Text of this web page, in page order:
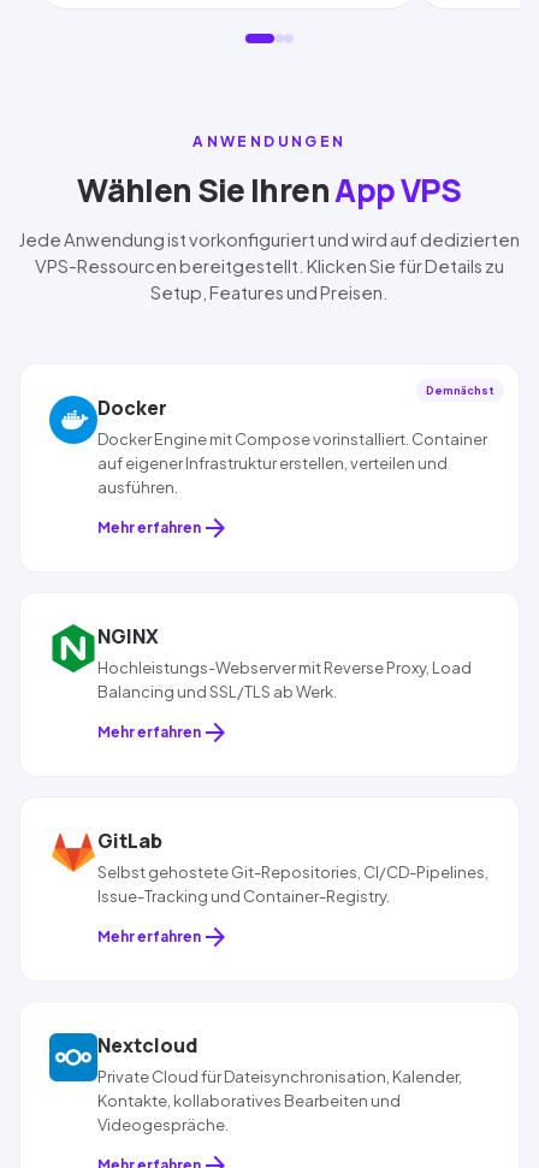
ANWENDUNGEN
Wählen Sie IhrenApp VPS
Jede Anwendung ist vorkonfiguriert und wird auf dedizierten
VPS-Ressourcen bereitgestellt. Klicken Sie für Details zu
Setup, Features und Preisen.
Demnächst
Docker
DockerEngine mit Compose vorinstalliert. Container
auf eigener Infrastruktur erstellen, verteilen und
ausführen.
Mehr erfahren arrow_forward
NGINX
Hochleistungs-Webserver mit ReverseProxy, Load
Balancing undSSL /TLS ab Werk.
Mehr erfahren arrow_forward
GitLab
Selbst gehostete Git-Repositories, CI/CD-Pipelines,
Issue-Tracking und Container-Registry.
Mehr erfahren arrow_forward
Nextcloud
Private Cloud für Dateisynchronisation, Kalender,
Kontakte, kollaboratives Bearbeiten und
Videogespräche.